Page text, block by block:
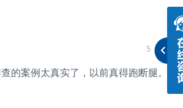
5 月 前
的案例太真实了，以前真得跑断腿。